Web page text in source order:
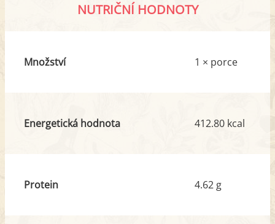
NUTRIČNÍ HODNOTY
Množství 1 × porce
Energetická hodnota 412.80 kcal
Protein 4.62 g